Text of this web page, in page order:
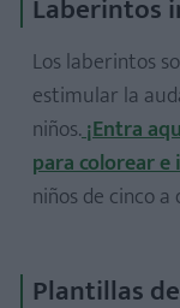
Laberintos
Los laberintos
estimular la
niños. ¡Entra
para colorear
niños de cinco a
Plantillas